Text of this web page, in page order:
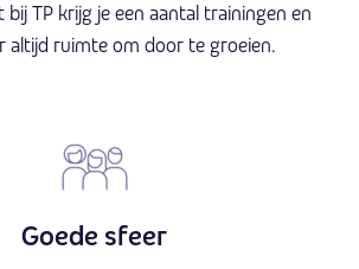
TP krijg je een aantal trainingen en
altijd ruimte om door te groeien.
Goede sfeer